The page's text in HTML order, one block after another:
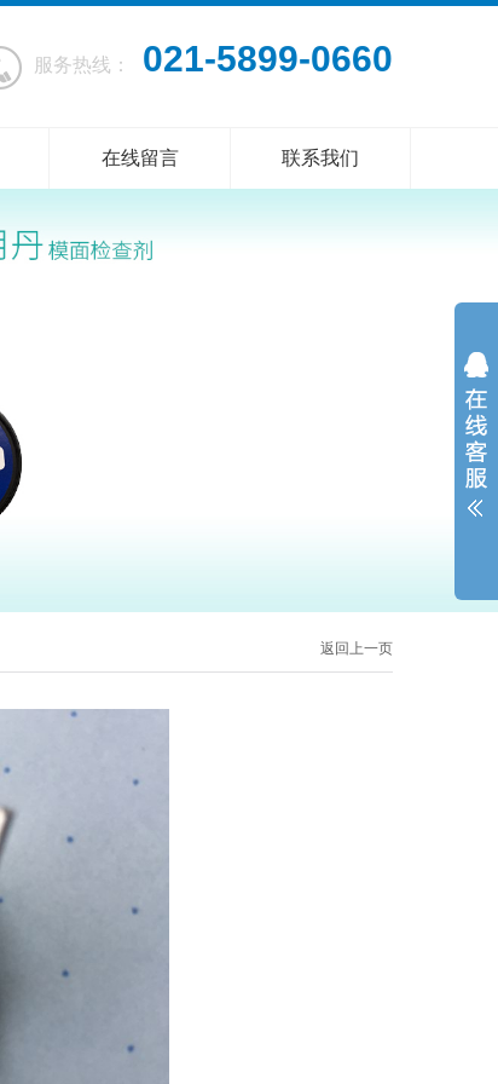
服务热线： 021-5899-0660
在线留言 联系我们
返回上一页